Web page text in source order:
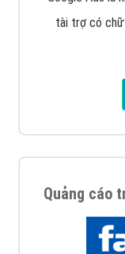
tài trợ có
Quảng cáo